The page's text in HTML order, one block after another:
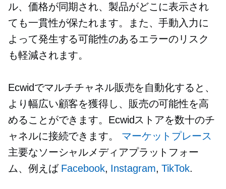
ル、価格が同期され、製品がどこに表示され
ても一貫性が保たれます。また、手動入力に
よって発生する可能性のあるエラーのリスク
も軽減されます。
Ecwidでマルチチャネル販売を自動化すると、
より幅広い顧客を獲得し、販売の可能性を高
めることができます。Ecwidストアを数十のチ
ャネルに接続できます。 マーケットプレース
主要なソーシャルメディアプラットフォー
ム、例えば Facebook, Instagram,TikTok.